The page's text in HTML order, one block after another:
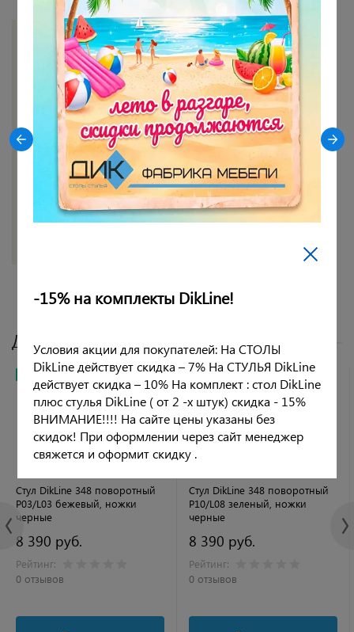
Цвет опор
Черный
Цвет сидения
серый
Материал опор
Металл
Материал сидения
Микровелюр
Материал обивки
Микровелюр
Другие цвета
НОВИНКА
Стул DikLine 348 поворотный
P03/L03 бежевый, ножки
черные
8 390 руб.
Рейтинг:
0 отзывов
НОВИНКА
Стул DikLine 348 поворотный
P10/L08 зеленый, ножки
черные
8 390 руб.
Рейтинг:
0 отзывов
-15% на комплекты DikLine!
Условия акции для покупателей: На СТОЛЫ
DikLine действует скидка – 7% На СТУЛЬЯ DikLine
действует скидка – 10% На комплект : стол DikLine
плюс стулья DikLine ( от 2 -х штук) скидка - 15%
ВНИМАНИЕ!!!! На сайте цены указаны без
скидок! При оформлении через сайт менеджер
свяжется и оформит скидку .